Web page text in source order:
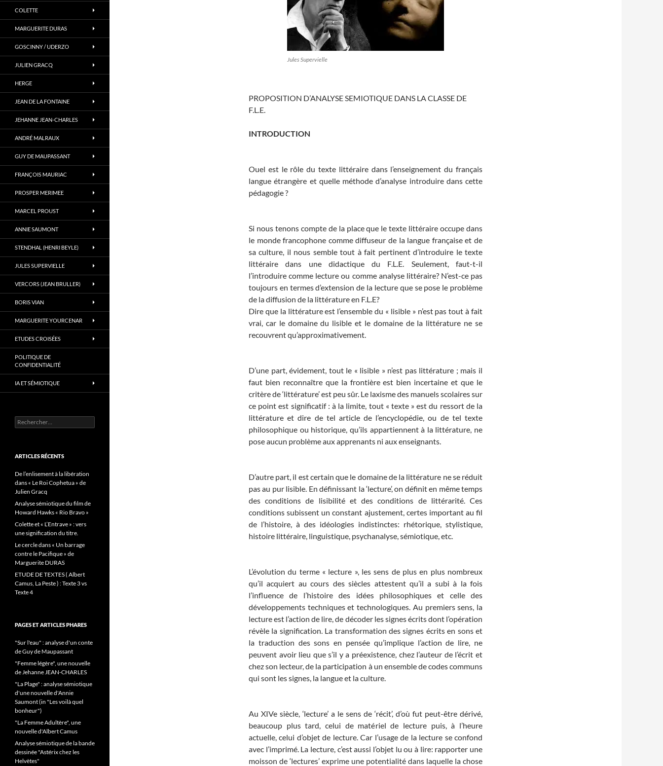
Jules Supervielle
PROPOSITION D’ANALYSE SEMIOTIQUE DANS LA CLASSE DE
F.L.E.
INTRODUCTION
Ouel est le rôle du texte littéraire dans l’enseignement du français
langue étrangère et quelle méthode d’analyse introduire dans cette
pédagogie ?
Si nous tenons compte de la place que le texte littéraire occupe dans
le monde francophone comme diffuseur de la langue française et de
sa culture, il nous semble tout à fait pertinent d’introduire le texte
littéraire dans une didactique du F.L.E. Seulement, faut-t-il
l’introduire comme lecture ou comme analyse littéraire? N’est-ce pas
toujours en termes d’extension de la lecture que se pose le problème
de la diffusion de la littérature en F.L.E?
Dire que la littérature est l’ensemble du « lisible » n’est pas tout à fait
vrai, car le domaine du lisible et le domaine de la littérature ne se
recouvrent qu’approximativement.
D’une part, évidement, tout le « lisible » n’est pas littérature ; mais il
faut bien reconnaître que la frontière est bien incertaine et que le
critère de ‘littérature’ est peu sûr. Le laxisme des manuels scolaires sur
ce point est significatif : à la limite, tout « texte » est du ressort de la
littérature et dire de tel article de l’encyclopédie, ou de tel texte
philosophique ou historique, qu’ils appartiennent à la littérature, ne
pose aucun problème aux apprenants ni aux enseignants.
D’autre part, il est certain que le domaine de la littérature ne se réduit
pas au pur lisible. En définissant la ‘lecture’, on définit en même temps
des conditions de lisibilité et des conditions de littérarité. Ces
conditions subissent un constant ajustement, certes important au fil
de l’histoire, à des idéologies indistinctes: rhétorique, stylistique,
histoire littéraire, linguistique, psychanalyse, sémiotique, etc.
L’évolution du terme « lecture », les sens de plus en plus nombreux
qu’il acquiert au cours des siècles attestent qu’il a subi à la fois
l’influence de l’histoire des idées philosophiques et celle des
développements techniques et technologiques. Au premiers sens, la
lecture est l’action de lire, de décoder les signes écrits dont l’opération
révèle la signification. La transformation des signes écrits en sons et
la traduction des sons en pensée qu’implique l’action de lire, ne
peuvent avoir lieu que s’il y a préexistence, chez l’auteur de l’écrit et
chez son lecteur, de la participation à un ensemble de codes communs
qui sont les signes, la langue et la culture.
Au XIVe siècle, ‘lecture’ a le sens de ‘récit’, d’où fut peut-être dérivé,
beaucoup plus tard, celui de matériel de lecture puis, à l’heure
actuelle, celui d’objet de lecture. Car l’usage de la lecture se confond
avec l’imprimé. La lecture, c’est aussi l’objet lu ou à lire: rapporter une
moisson de ‘lectures’ exprime une potentialité dans laquelle la chose
COLETTE
MARGUERITE DURAS
GOSCINNY / UDERZO
JULIEN GRACQ
HERGE
JEAN DE LA FONTAINE
JEHANNE JEAN-CHARLES
ANDRÉ MALRAUX
GUY DE MAUPASSANT
FRANÇOIS MAURIAC
PROSPER MERIMEE
MARCEL PROUST
ANNIE SAUMONT
STENDHAL (HENRI BEYLE)
JULES SUPERVIELLE
VERCORS (JEAN BRULLER)
BORIS VIAN
MARGUERITE YOURCENAR
ETUDES CROISÉES
POLITIQUE DE
CONFIDENTIALITÉ
IA ET SÉMIOTIQUE
Rechercher :
ARTICLES RÉCENTS
De l’enlisement à la libération
dans « Le Roi Cophetua » de
Julien Gracq
Analyse sémiotique du film de
Howard Hawks « Rio Bravo »
Colette et « L’Entrave » : vers
une signification du titre.
Le cercle dans « Un barrage
contre le Pacifique » de
Marguerite DURAS
ETUDE DE TEXTES ( Albert
Camus, La Peste ) : Texte 3 vs
Texte 4
PAGES ET ARTICLES PHARES
"Sur l'eau" : analyse d'un conte
de Guy de Maupassant
"Femme légère", une nouvelle
de Jehanne JEAN-CHARLES
"La Plage" : analyse sémiotique
d'une nouvelle d'Annie
Saumont (in "Les voilà quel
bonheur")
"La Femme Adultère", une
nouvelle d'Albert Camus
Analyse sémiotique de la bande
dessinée "Astérix chez les
Helvètes"